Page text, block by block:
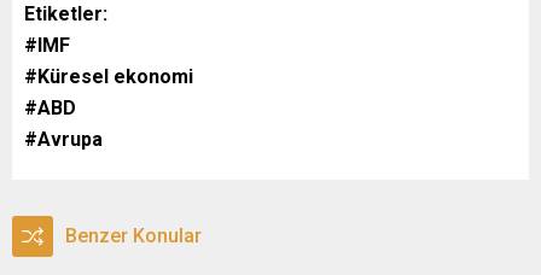
Etiketler:
#IMF
#Küresel ekonomi
#ABD
#Avrupa
Benzer Konular